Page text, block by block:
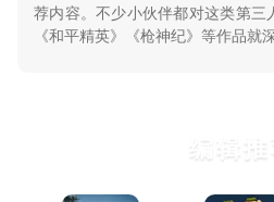
荐内容。不少小伙伴都对这类第三
《和平精英》《枪神纪》等作品就